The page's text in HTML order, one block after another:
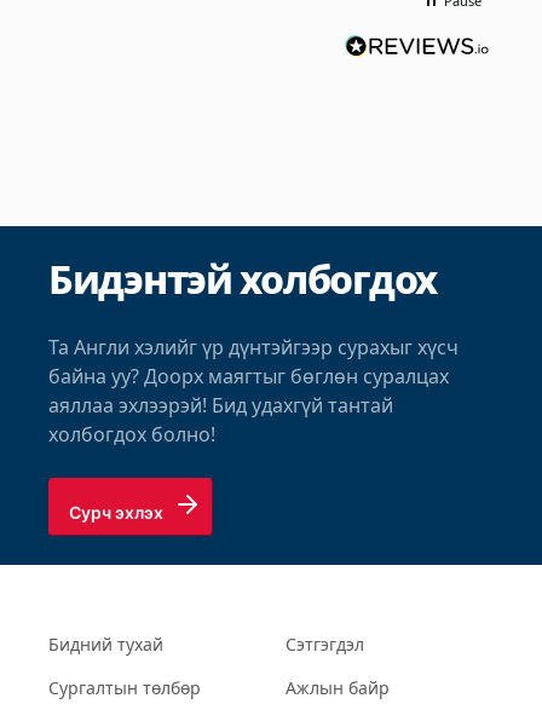
Бидэнтэй холбогдох
Та Англи хэлийг үр дүнтэйгээр сурахыг хүсч
байна уу? Доорх маягтыг бөглөн суралцах
аяллаа эхлээрэй! Бид удахгүй тантай
холбогдох болно!
Сурч эхлэх
Бидний тухай
Сургалтын төлбөр
Сэтгэгдэл
Ажлын байр